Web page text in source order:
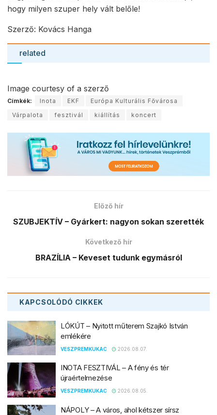
hogy milyen szuper hely vált belőle!
Szerző: Kovács Hanga
related
Image courtesy of a szerző
Címkék: Inota EKF
Európa Kulturális Fővárosa
Várpalota
fesztivál kiállítás koncert
Előző hír
SZUBJEKTÍV – Gyárkert: nagyon sokan szerették
Következő hír
BRAZÍLIA – Keveset tudunk egymásról
KAPCSOLÓDÓ CIKKEK
LÓKÚT – Nyitott műterem Szajkó István
emlékére
VESZPREMKUKAC 2026.08.07.
INOTA FESZTIVÁL – A fény és tér
újraértelmezése
VESZPREMKUKAC 2026.08.05.
NÁPOLY – A város, ahol kétszer sírsz